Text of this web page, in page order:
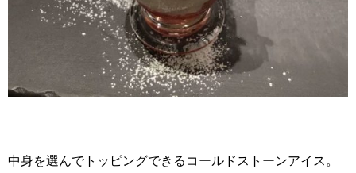
中身を選んでトッピングできるコールドストーンアイス。